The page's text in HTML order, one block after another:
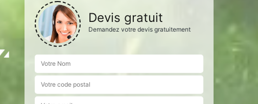
Devis gratuit
Demandez votre devis gratuitement